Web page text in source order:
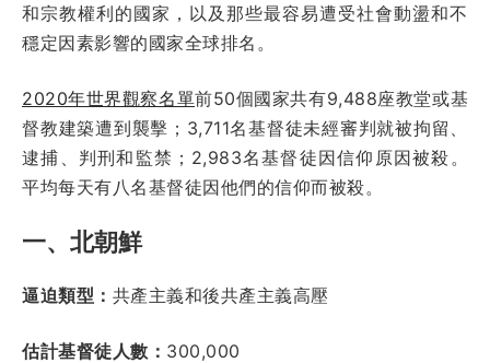
和宗教權利的國家，以及那些最容易遭受社會動盪和不
穩定因素影響的國家全球排名。
2020年世界觀察名單前50個國家共有9,488座教堂或基
督教建築遭到襲擊；3,711名基督徒未經審判就被拘留、
逮捕、判刑和監禁；2,983名基督徒因信仰原因被殺。
平均每天有八名基督徒因他們的信仰而被殺。
一、北朝鮮
逼迫類型： 共產主義和後共產主義高壓
估計基督徒人數： 300,000